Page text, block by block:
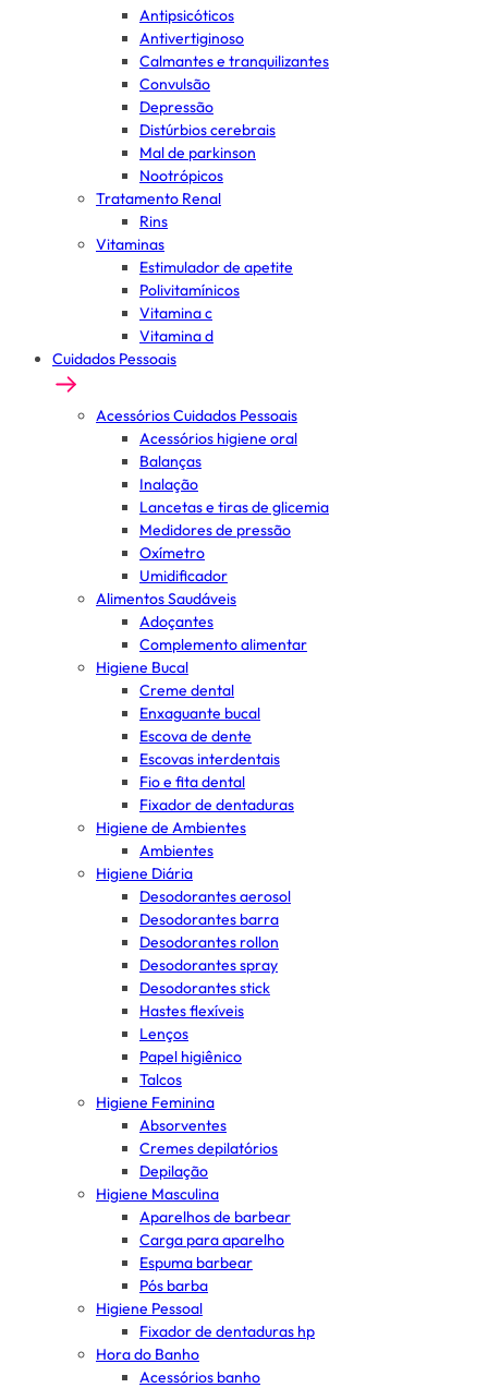
Antipsicóticos
Antivertiginoso
Calmantes e tranquilizantes
Convulsão
Depressão
Distúrbios cerebrais
Mal de parkinson
Nootrópicos
Tratamento Renal
Rins
Vitaminas
Estimulador de apetite
Polivitamínicos
Vitamina c
Vitamina d
Cuidados Pessoais
Acessórios Cuidados Pessoais
Acessórios higiene oral
Balanças
Inalação
Lancetas e tiras de glicemia
Medidores de pressão
Oxímetro
Umidificador
Alimentos Saudáveis
Adoçantes
Complemento alimentar
Higiene Bucal
Creme dental
Enxaguante bucal
Escova de dente
Escovas interdentais
Fio e fita dental
Fixador de dentaduras
Higiene de Ambientes
Ambientes
Higiene Diária
Desodorantes aerosol
Desodorantes barra
Desodorantes rollon
Desodorantes spray
Desodorantes stick
Hastes flexíveis
Lenços
Papel higiênico
Talcos
Higiene Feminina
Absorventes
Cremes depilatórios
Depilação
Higiene Masculina
Aparelhos de barbear
Carga para aparelho
Espuma barbear
Pós barba
Higiene Pessoal
Fixador de dentaduras hp
Hora do Banho
Acessórios banho